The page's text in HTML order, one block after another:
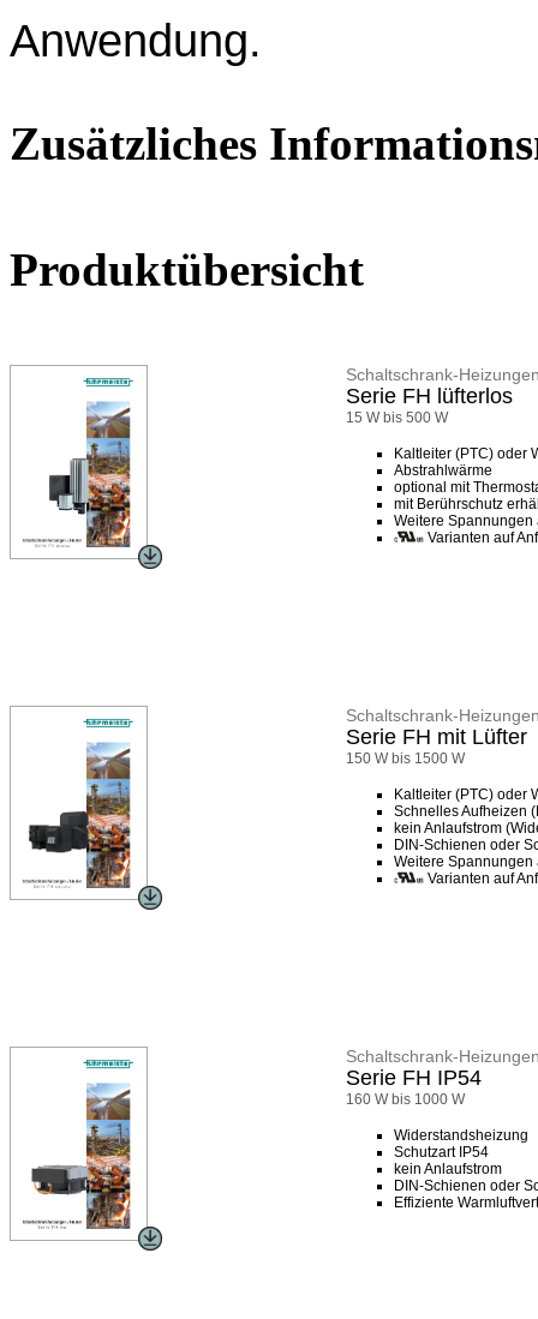
Anwendung.
Zusätzliches
Produktübersicht
Schaltschrank-
Serie FH lüfterlos
15 W bis 500 W
Kaltleiter (PTC) oder
Abstrahlwärme
optional mit
mit Berührschutz
Weitere Spannungen
Varianten auf
Schaltschrank-
Serie FH mit Lüfter
150 W bis 1500 W
Kaltleiter (PTC) oder
Schnelles Aufheizen
kein Anlaufstrom
DIN-Schienen oder
Weitere Spannungen
Varianten auf
Schaltschrank-
Serie FH IP54
160 W bis 1000 W
Widerstandsheizung
Schutzart IP54
kein Anlaufstrom
DIN-Schienen oder
Effiziente